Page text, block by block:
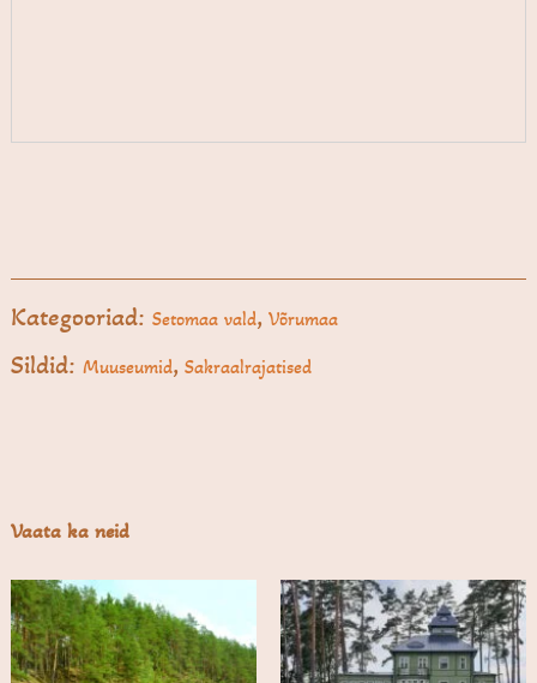
Kategooriad:Setomaa vald,Võrumaa
Sildid:Muuseumid,Sakraalrajatised
Vaata ka neid